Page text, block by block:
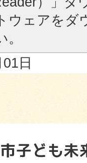
ウェアをダ
日